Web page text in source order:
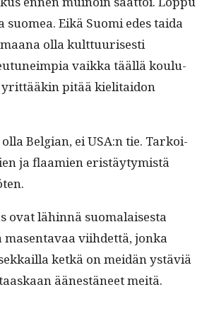
suomea. Eikä Suo­mi edes tai­da
olla kult­tuuris­es­ti
vaik­ka tääl­lä koulu­
pitää kieli­taidon
Bel­gian, ei USA:n tie. Tarkoi­
ja flaamien eristäy­tymistä
ovat lähin­nä suo­ma­lais­es­ta
viihdet­tä, jon­ka
ketkä on mei­dän ystäviä
äänestäneet meitä.